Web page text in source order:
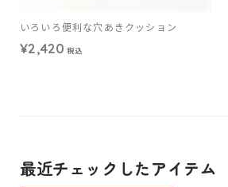
いろいろ便利な穴あきクッション
¥2,420 税込
最近チェックしたアイテム